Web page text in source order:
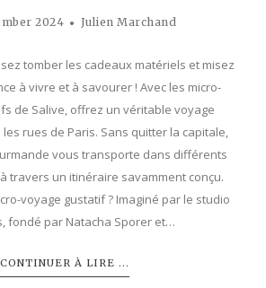
2024 Julien Marchand
tomber les cadeaux matériels et misez
à vivre et à savourer ! Avec les micro-
de Salive, offrez un véritable voyage
rues de Paris. Sans quitter la capitale,
vous transporte dans différents
travers un itinéraire savamment conçu.
voyage gustatif ? Imaginé par le studio
fondé par Natacha Sporer et…
CONTINUER À LIRE ...